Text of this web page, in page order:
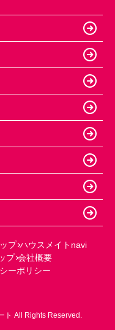
プ ハウスメイトnavi
プ 会社概要
ーポリシー
ト All Rights Reserved.